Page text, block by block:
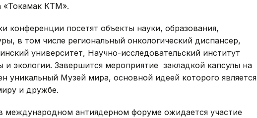
«Токамак КТМ».
конференции посетят объекты науки, образования,
в том числе региональный онкологический диспансер,
университет, Научно-исследовательский институт
экологии. Завершится мероприятие закладкой капсулы на
уникальный Музей мира, основной идеей которого является
и дружбе.
международном антиядерном форуме ожидается участие